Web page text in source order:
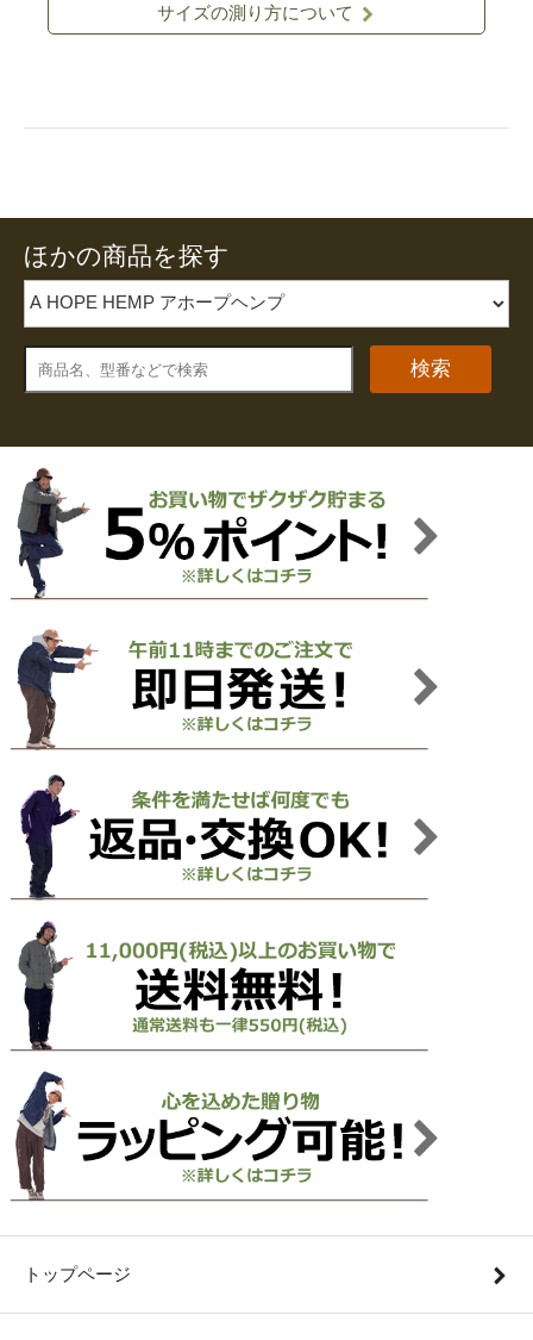
サイズの測り方について
ほかの商品を探す
検索
トップページ